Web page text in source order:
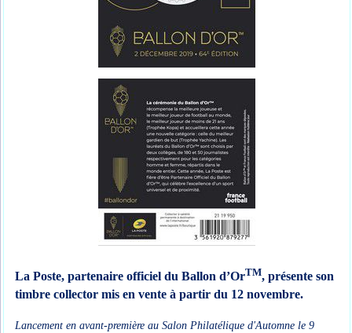
La Poste, partenaire officiel du Ballon d’OrTM, présente son
timbre collector mis en vente à partir du 12 novembre.
Lancement en avant-première au Salon Philatélique d'Automne le 9